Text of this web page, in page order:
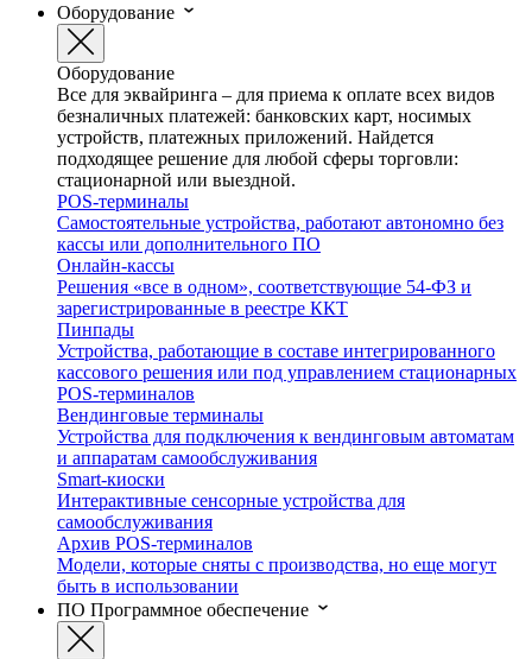
Оборудование
Оборудование
Все для эквайринга – для приема к оплате всех видов
безналичных платежей: банковских карт, носимых
устройств, платежных приложений. Найдется
подходящее решение для любой сферы торговли:
стационарной или выездной.
POS-терминалы
Самостоятельные устройства, работают автономно без
кассы или дополнительного ПО
Онлайн-кассы
Решения «все в одном», соответствующие 54-ФЗ и
зарегистрированные в реестре ККТ
Пинпады
Устройства, работающие в составе интегрированного
кассового решения или под управлением стационарных
POS-терминалов
Вендинговые терминалы
Устройства для подключения к вендинговым автоматам
и аппаратам самообслуживания
Smart-киоски
Интерактивные сенсорные устройства для
самообслуживания
Архив POS-терминалов
Модели, которые сняты с производства, но еще могут
быть в использовании
ПО Программное обеспечение